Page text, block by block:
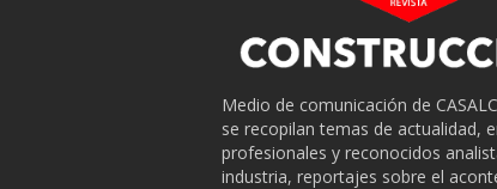
Medio de comunicación de
se recopilan temas de actualidad,
profesionales y reconocidos
industria, reportajes sobre el